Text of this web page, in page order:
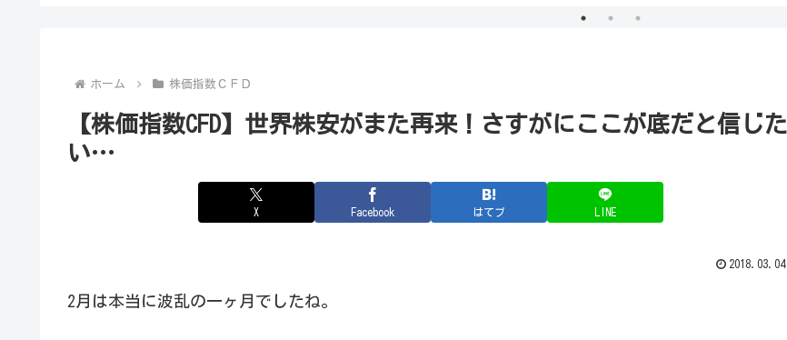
ホーム 株価指数ＣＦＤ
【株価指数CFD】世界株安がまた再来！さすがにここが底だと信じた
い…
X Facebook はてブ LINE
2018.03.04
2月は本当に波乱の一ヶ月でしたね。